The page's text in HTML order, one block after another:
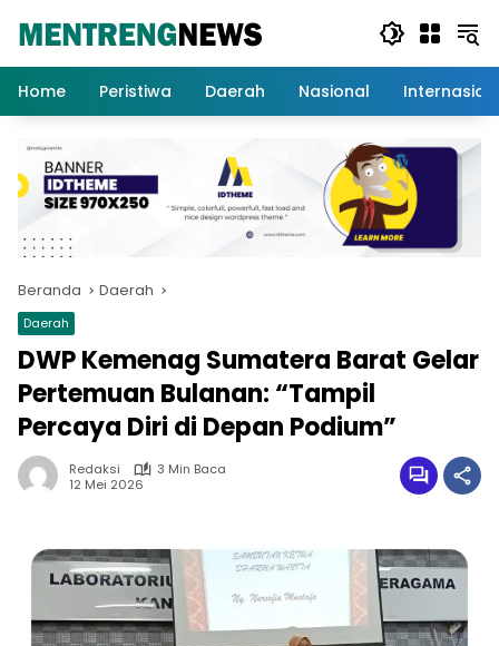
Home
Peristiwa Daerah Nasional
Beranda Daerah
Daerah
DWP Kemenag Sumatera Barat Gelar
Pertemuan Bulanan: “Tampil
Percaya Diri di Depan Podium”
Redaksi
3 Min Baca
12 Mei 2026